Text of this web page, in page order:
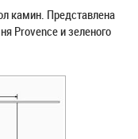
камин. Представлена
Provence и зеленого